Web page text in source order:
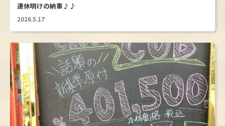
と思います。納車を楽しみに待ってます。
連休明けの納車♪♪
2026.5.17